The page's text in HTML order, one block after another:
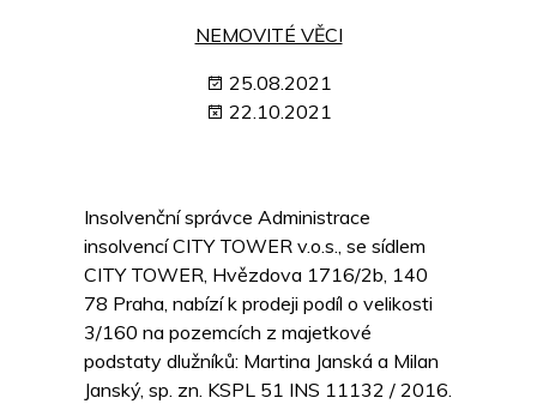
NEMOVITÉ VĚCI
25.08.2021
22.10.2021
Insolvenční správce Administrace
insolvencí CITY TOWER v.o.s., se sídlem
CITY TOWER, Hvězdova 1716/2b, 140
78 Praha, nabízí k prodeji podíl o velikosti
3/160 na pozemcích z majetkové
podstaty dlužníků: Martina Janská a Milan
Janský, sp. zn. KSPL 51 INS 11132 / 2016.